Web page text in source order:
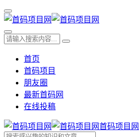
首页
首码项目
朋友圈
最新首码网
在线投稿
首码项目网